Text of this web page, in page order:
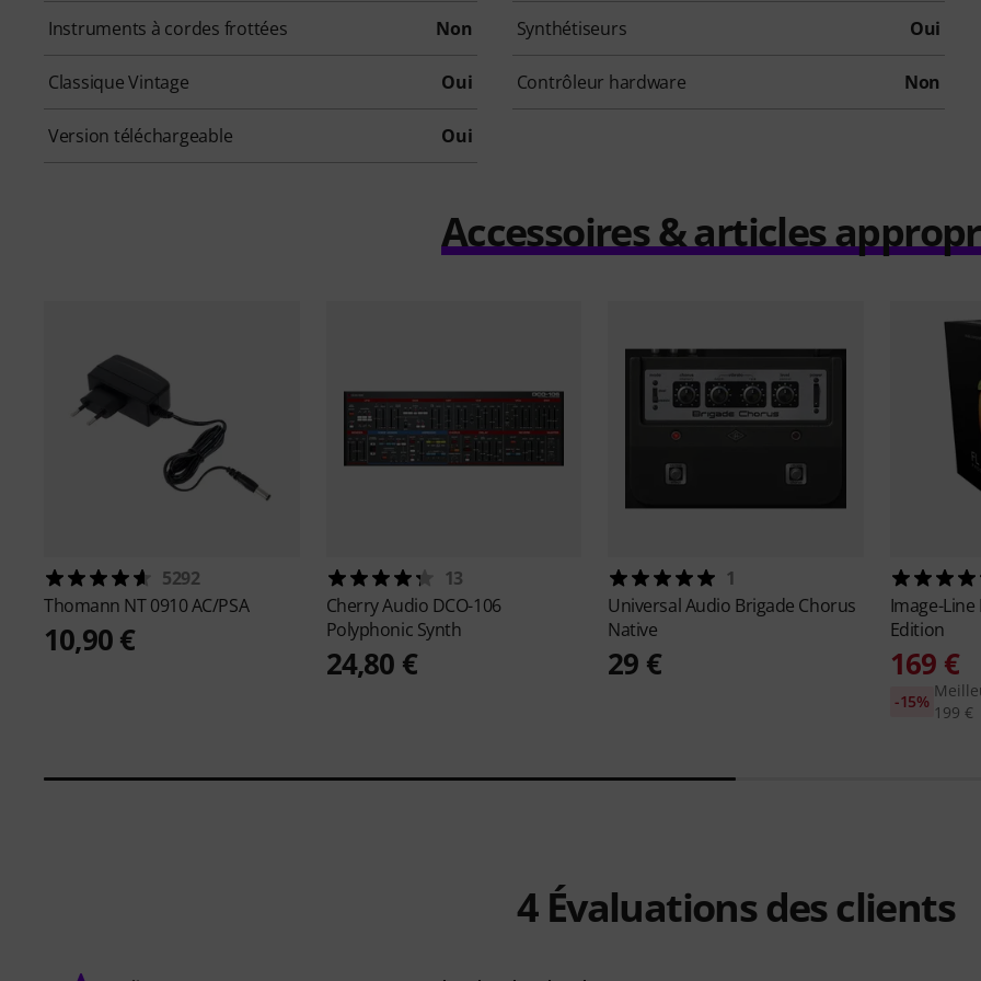
Instruments à cordes frottées Non Synthétiseurs Oui
Classique Vintage Oui Contrôleur hardware Non
Version téléchargeable Oui
Accessoires & articles
5292
Thomann NT 0910 AC/PSA
10,90 €
13
Cherry Audio DCO-106
Polyphonic Synth
24,80 €
1
Universal Audio Brigade Chorus
Native
29 €
Image-Line
Edition
169 €
199 €
-15%
4Évaluations des clients